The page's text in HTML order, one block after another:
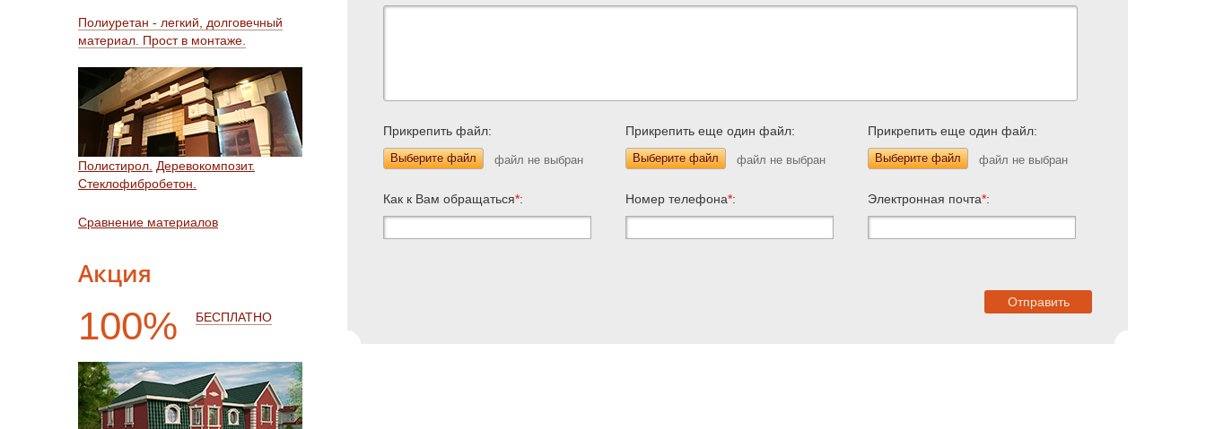
Полиуретан - легкий, долговечный
материал. Прост в монтаже.
Полистирол. Деревокомпозит.
Стеклофибробетон.
Сравнение материалов
Акция
100% БЕСПЛАТНО
Прикрепить файл:
Выберите файл
Прикрепить еще один файл:
Выберите файл
Прикрепить еще один файл:
Выберите файл
Как к Вам обращаться*: Номер телефона*: Электронная почта*: